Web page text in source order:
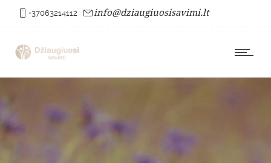
+37063214112 info@dziaugiuosisavimi.lt